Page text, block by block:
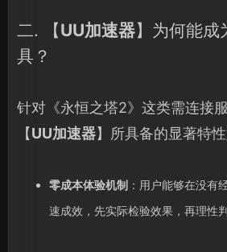
二. 【UU加速器】为何能成
具？
针对《永恒之塔2》这类需连接
【UU加速器】所具备的显著特性
零成本体验机制 ：用户能够在没有
速成效，先实际检验效果，再理性